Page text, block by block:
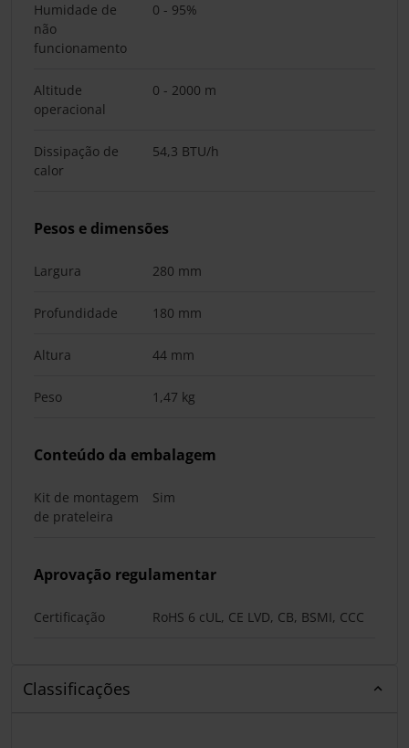
Humidade de
não
funcionamento
0 - 95%
Altitude
operacional
0 - 2000 m
Dissipação de
calor
54,3 BTU/h
Pesos e dimensões
Largura 280 mm
Profundidade 180 mm
Altura 44 mm
Peso 1,47 kg
Conteúdo da embalagem
Kit de montagem
de prateleira
Sim
Aprovação regulamentar
Certificação RoHS 6 cUL, CE LVD, CB, BSMI, CCC
Classificações